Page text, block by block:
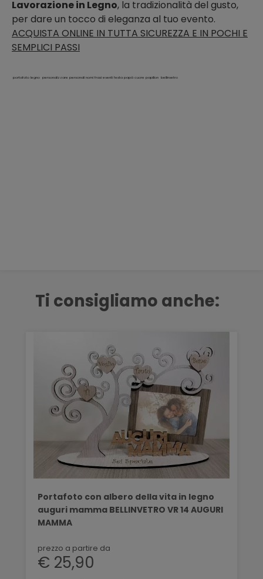
Lavorazione in Legno, la tradizionalità del gusto,
per dare un tocco di eleganza al tuo evento.
ACQUISTA ONLINE IN TUTTA SICUREZZA E IN POCHI E
SEMPLICI PASSI
portafoto legno personalizzare personali nomi frasi eventi festa papà cuore papillon bellinvetro
Ti consigliamo anche:
Portafoto con albero della vita in legno
auguri mamma BELLINVETRO VR 14 AUGURI
MAMMA
prezzo a partire da
€ 25,90